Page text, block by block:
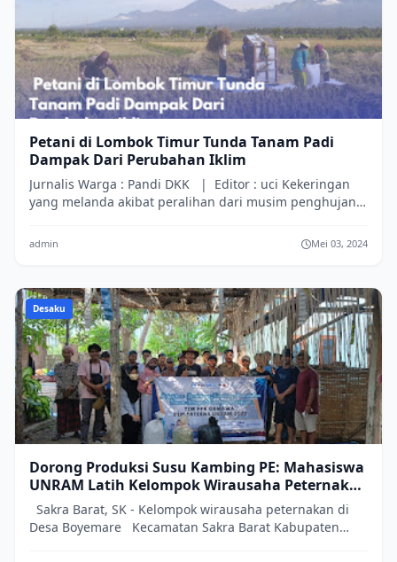
Petani di Lombok Timur Tunda Tanam Padi
Dampak Dari Perubahan Iklim
Jurnalis Warga : Pandi DKK | Editor : uci Kekeringan
yang melanda akibat peralihan dari musim penghujan
admin Mei 03, 2024
Desaku
Dorong Produksi Susu Kambing PE: Mahasiswa
UNRAM Latih Kelompok Wirausaha Peternakan
di Desa Boyemare
Desa Boyemare Kecamatan Sakra Barat Kabupaten